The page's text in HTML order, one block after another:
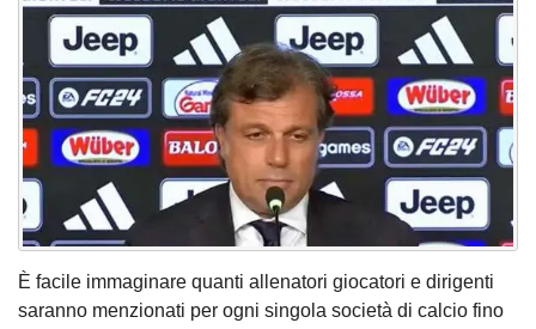
È facile immaginare quanti allenatori giocatori e dirigenti
saranno menzionati per ogni singola società di calcio fino